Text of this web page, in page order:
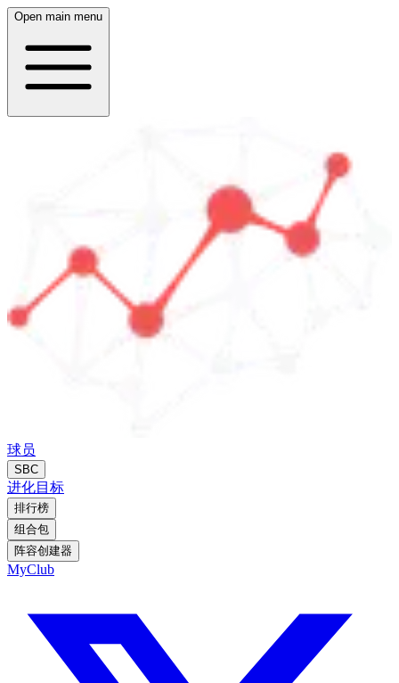
Open main menu
球员
SBC
进化目标
排行榜
组合包
阵容创建器
MyClub